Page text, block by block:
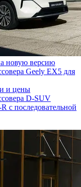
новую версию
Geely EX5 для
и цены
D-SUV
с последовательной